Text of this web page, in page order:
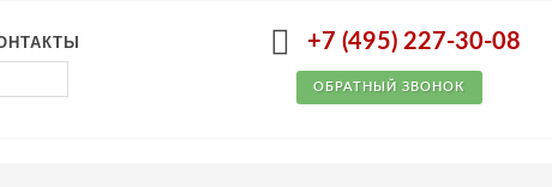
+7 (495) 227-30-08
ОБРАТНЫЙ ЗВОНОК